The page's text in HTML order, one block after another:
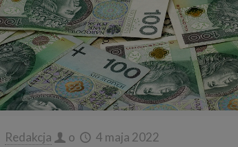
Redakcja o 4 maja 2022